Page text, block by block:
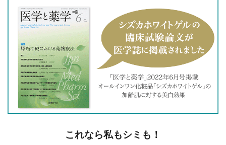
これなら私もシミも！